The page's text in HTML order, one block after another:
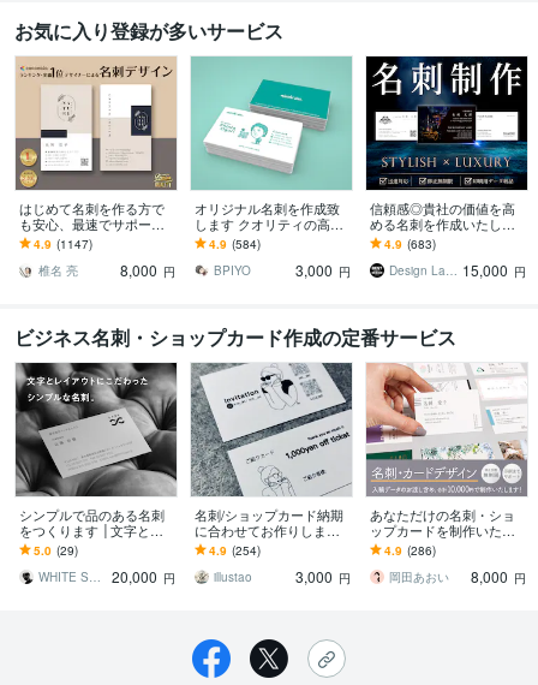
お気に入り登録が多いサービス
はじめて名刺を作る方で
も安心、最速でサポート
します 名刺デザイン実績
最多のプロデザイナーが
デザインいたします!
4.9 (1147)
椎名 亮
8,000 円
オリジナル名刺を作成致
します クオリティの高い
素敵な名刺デザインを
4.9 (584)
BPIYO
3,000 円
信頼感◎貴社の価値を高
める名刺を作成いたしま
す 修正回数無制限◇スタ
イリッシュ＆高級感で魅
せるモダンデザイン
4.9 (683)
Design Lab｜名刺・地図・印刷物 15,000 円
ビジネス名刺・ショップカード作成の定番サービス
シンプルで品のある名刺
をつくります │文字とレ
イアウトにこだわってデ
ザインします
5.0 (29)
WHITE SUGAR
20,000 円
名刺/ショップカード納期
に合わせてお作りします
個性を重視した雰囲気の
あるイラストで他にない
特別感を。
4.9 (254)
illustao
3,000 円
あなただけの名刺・ショ
ップカードを制作いたし
ます 起業・開業等でオリ
ジナル名刺が必要な方
へ。お安く制作します。
4.9 (286)
岡田あおい
8,000 円